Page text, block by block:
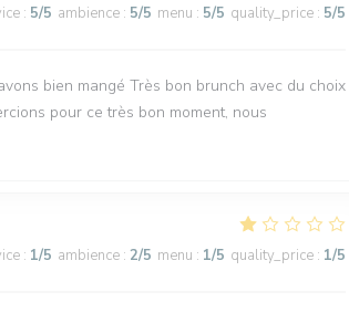
: 5/5 ambience : 5/5 menu : 5/5 quality_price : 5/5
bien mangé Très bon brunch avec du choix
pour ce très bon moment, nous
: 1/5 ambience : 2/5 menu : 1/5 quality_price : 1/5